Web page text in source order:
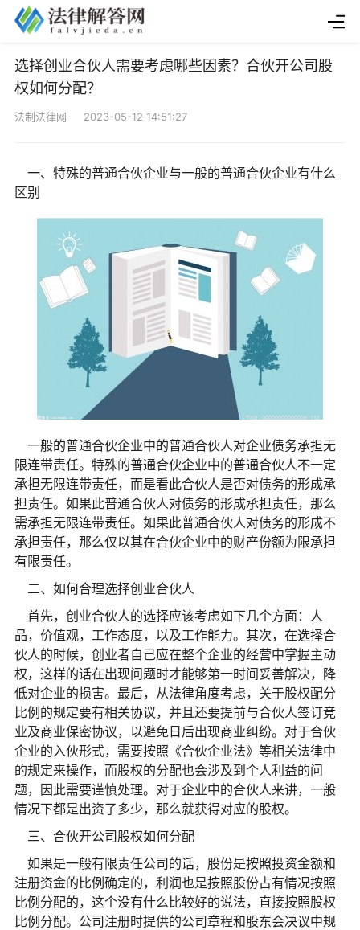
选择创业合伙人需要考虑哪些因素？合伙开公司股
权如何分配？
法制法律网 2023-05-12 14:51:27
一、特殊的普通合伙企业与一般的普通合伙企业有什么
区别
一般的普通合伙企业中的普通合伙人对企业债务承担无
限连带责任。特殊的普通合伙企业中的普通合伙人不一定
承担无限连带责任，而是看此合伙人是否对债务的形成承
担责任。如果此普通合伙人对债务的形成承担责任，那么
需承担无限连带责任。如果此普通合伙人对债务的形成不
承担责任，那么仅以其在合伙企业中的财产份额为限承担
有限责任。
二、如何合理选择创业合伙人
首先，创业合伙人的选择应该考虑如下几个方面：人
品，价值观，工作态度，以及工作能力。其次，在选择合
伙人的时候，创业者自己应在整个企业的经营中掌握主动
权，这样的话在出现问题时才能够第一时间妥善解决，降
低对企业的损害。最后，从法律角度考虑，关于股权配分
比例的规定要有相关协议，并且还要提前与合伙人签订竞
业及商业保密协议，以避免日后出现商业纠纷。对于合伙
企业的入伙形式，需要按照《合伙企业法》等相关法律中
的规定来操作，而股权的分配也会涉及到个人利益的问
题，因此需要谨慎处理。对于企业中的合伙人来讲，一般
情况下都是出资了多少，那么就获得对应的股权。
三、合伙开公司股权如何分配
如果是一般有限责任公司的话，股份是按照投资金额和
注册资金的比例确定的，利润也是按照股份占有情况按照
比例分配的，这个没有什么比较好的说法，直接按照股权
比例分配。公司注册时提供的公司章程和股东会决议中规